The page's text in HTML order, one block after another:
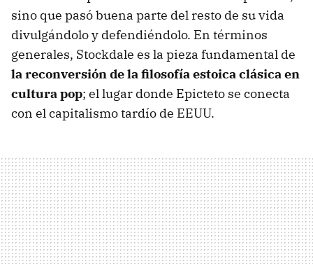
sino que pasó buena parte del resto de su vida
divulgándolo y defendiéndolo. En términos
generales, Stockdale es la pieza fundamental de
la reconversión de la filosofía estoica clásica en
cultura pop; el lugar donde Epicteto se conecta
con el capitalismo tardío de EEUU.